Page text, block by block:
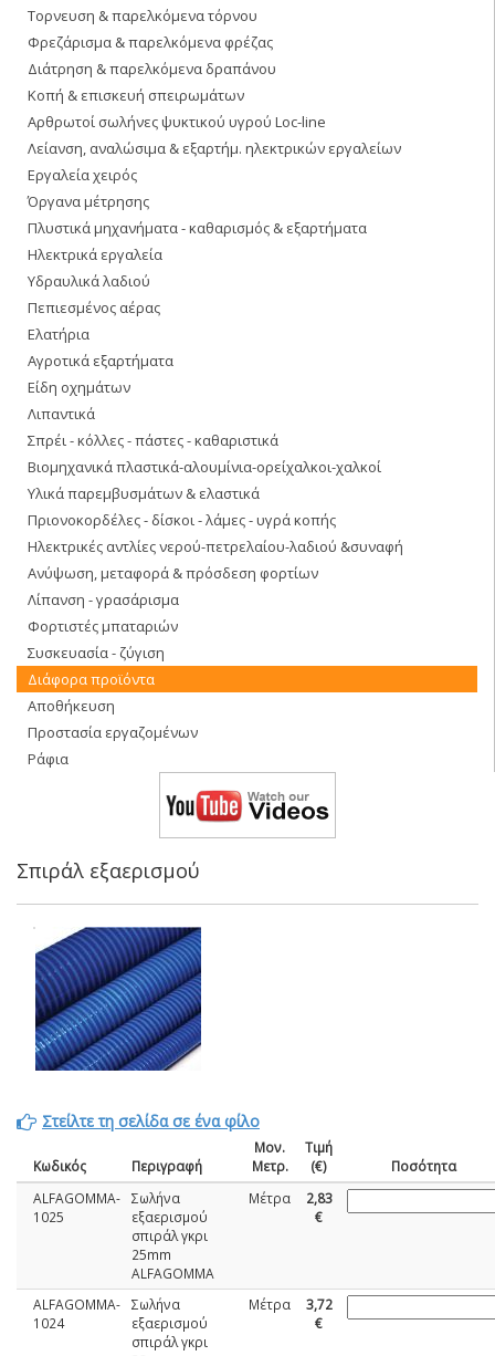
Τορνευση & παρελκόμενα τόρνου
Φρεζάρισμα & παρελκόμενα φρέζας
Διάτρηση & παρελκόμενα δραπάνου
Κοπή & επισκευή σπειρωμάτων
Αρθρωτοί σωλήνες ψυκτικού υγρού Loc-line
Λείανση, αναλώσιμα & εξαρτήμ. ηλεκτρικών εργαλείων
Εργαλεία χειρός
Όργανα μέτρησης
Πλυστικά μηχανήματα - καθαρισμός & εξαρτήματα
Ηλεκτρικά εργαλεία
Υδραυλικά λαδιού
Πεπιεσμένος αέρας
Ελατήρια
Αγροτικά εξαρτήματα
Είδη οχημάτων
Λιπαντικά
Σπρέι - κόλλες - πάστες - καθαριστικά
Βιομηχανικά πλαστικά-αλουμίνια-ορείχαλκοι-χαλκοί
Υλικά παρεμβυσμάτων & ελαστικά
Πριονοκορδέλες - δίσκοι - λάμες - υγρά κοπής
Ηλεκτρικές αντλίες νερού-πετρελαίου-λαδιού &συναφή
Ανύψωση, μεταφορά & πρόσδεση φορτίων
Λίπανση - γρασάρισμα
Φορτιστές μπαταριών
Συσκευασία - ζύγιση
Διάφορα προϊόντα
Αποθήκευση
Προστασία εργαζομένων
Ράφια
Σπιράλ εξαερισμού
Στείλτε τη σελίδα σε ένα φίλο
Κωδικός Περιγραφή
Μον.
Μετρ.
Τιμή
(€)
Ποσότητα
ALFAGOMMA-
1025
Σωλήνα
εξαερισμού
σπιράλ γκρι
25mm
ALFAGOMMA
Μέτρα
2,83
€
ALFAGOMMA-
1024
Σωλήνα
εξαερισμού
σπιράλ γκρι
Μέτρα
3,72
€